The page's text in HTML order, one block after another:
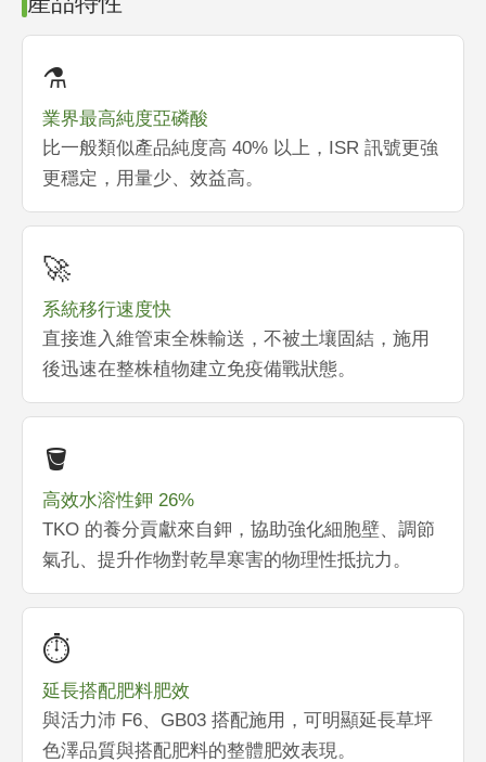
⚗️
業界最高純度亞磷酸
比一般類似產品純度高 40% 以上，ISR 訊號更強
更穩定，用量少、效益高。
🚀
系統移行速度快
直接進入維管束全株輸送，不被土壤固結，施用
後迅速在整株植物建立免疫備戰狀態。
🪣
高效水溶性鉀 26%
TKO 的養分貢獻來自鉀，協助強化細胞壁、調節
氣孔、提升作物對乾旱寒害的物理性抵抗力。
⏱️
延長搭配肥料肥效
與活力沛 F6、GB03 搭配施用，可明顯延長草坪
色澤品質與搭配肥料的整體肥效表現。